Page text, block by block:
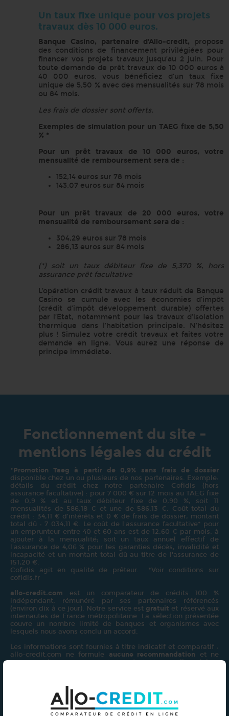
Un taux fixe unique pour vos projets
travaux dès 10 000 euros.
Banque Casino, partenaire d’Allo-credit, propose
des conditions de financement privilégiées pour
financer vos projets travaux jusqu’au 2 juin. Pour
toute demande de prêt travaux de 10 000 euros à
40 000 euros, vous bénéficiez d’un taux fixe
unique de 5,50 % avec des mensualités sur 78 mois
ou 84 mois.
Les frais de dossier sont offerts.
Exemples de simulation pour un TAEG fixe de 5,50
% *
Pour un prêt travaux de 10 000 euros, votre
mensualité de remboursement sera de :
152,14 euros sur 78 mois
143,07 euros sur 84 mois
Pour un prêt travaux de 20 000 euros, votre
mensualité de remboursement sera de :
304,29 euros sur 78 mois
286,13 euros sur 84 mois
(*) soit un taux débiteur fixe de 5,370 %, hors
assurance prêt facultative
L’opération crédit travaux à taux réduit de Banque
Casino se cumule avec les économies d’impôt
(crédit d’impôt développement durable) offertes
par l’Etat, notamment pour les travaux d’isolation
thermique dans l’habitation principale. N’hésitez
plus ! Simulez votre crédit travaux et faites votre
demande en ligne. Vous aurez une réponse de
principe immédiate.
Fonctionnement du site -
mentions légales du crédit
* Promotion Taeg à partir de 0,9% sans frais de dossier
disponible chez un ou plusieurs de nos partenaires. Exemple:
détails du crédit chez notre partenaire Cofidis (hors
assurance facultative) : pour 7 000 € sur 12 mois au TAEG fixe
de 0,9 % et au taux débiteur fixe de 0,90 %, soit 11
mensualités de 586,18 € et une de 586,13 €. Coût total du
crédit : 34,11 € d’intérêts et 0 € de frais de dossier, montant
total dû : 7 034,11 €. Le coût de l'assurance facultative* pour
un emprunteur entre 40 et 60 ans est de 12,60 € par mois, à
ajouter à la mensualité; soit un taux annuel effectif de
l'assurance de 4,06 % pour les garanties décès, invalidité et
incapacité et un montant total dû au titre de l'assurance de
151,20 €.
Cofidis agit en qualité de prêteur. *Voir conditions sur
cofidis.fr
allo-credit.com est un comparateur de crédits 100 %
indépendant, rémunéré par ses partenaires référencés
(environ dix à ce jour). Notre service est gratuit et réservé aux
internautes de France métropolitaine. La sélection présentée
couvre un nombre limité de banques et organismes avec
lesquels nous avons conclu un accord.
Les informations sont fournies à titre indicatif et comparatif :
allo-credit.com ne formule aucune recommandation et ne
commercialiseaucun contratde crédit. Nous veillons à leur
Mentions légales du crédit
Le regroupement de crédits peut allonger la durée de